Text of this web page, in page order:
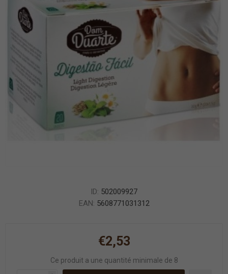
ID: 502009927
EAN: 5608771031312
€2,53
Ce produit a une quantité minimale de 8